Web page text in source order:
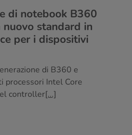
di notebook B360
nuovo standard in
per i dispositivi
di B360 e
processori Intel Core
controller[...]